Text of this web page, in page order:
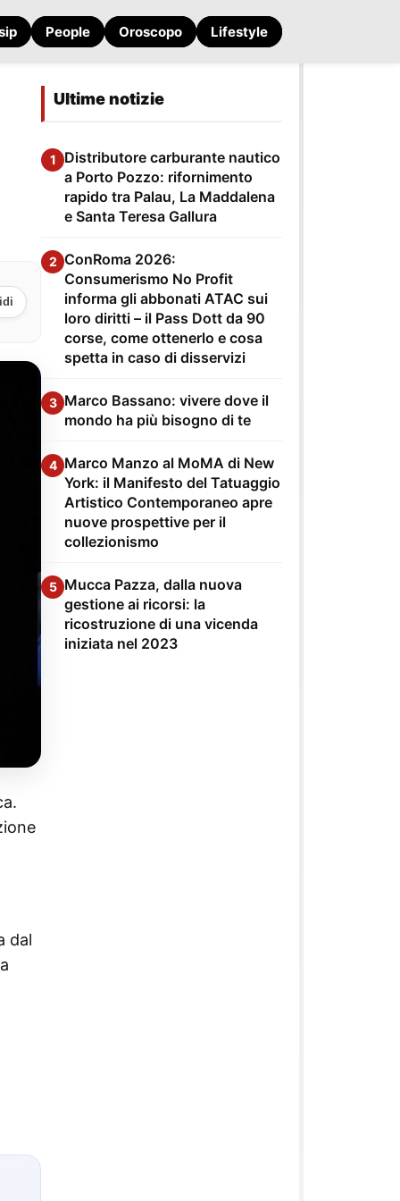
People Oroscopo Lifestyle
dal
Ultime notizie
1
Distributore carburante nautico
a Porto Pozzo: rifornimento
rapido tra Palau, La Maddalena
e Santa Teresa Gallura
2 ConRoma 2026:
Consumerismo No Profit
informa gli abbonati ATAC sui
loro diritti – il Pass Dott da 90
corse, come ottenerlo e cosa
spetta in caso di disservizi
3 Marco Bassano: vivere dove il
mondo ha più bisogno di te
4 Marco Manzo al MoMA di New
York: il Manifesto del Tatuaggio
Artistico Contemporaneo apre
nuove prospettive per il
collezionismo
5 Mucca Pazza, dalla nuova
gestione ai ricorsi: la
ricostruzione di una vicenda
iniziata nel 2023